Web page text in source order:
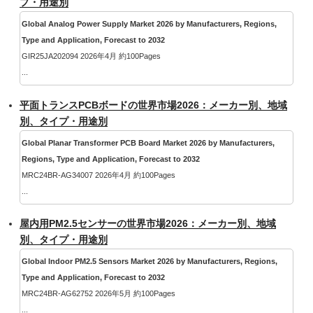
Global Analog Power Supply Market 2026 by Manufacturers, Regions,
Type and Application, Forecast to 2032
GIR25JA202094 2026年4月 約100Pages
平面トランスPCBボードの世界市場2026：メーカー別、地域
別、タイプ・用途別
Global Planar Transformer PCB Board Market 2026 by Manufacturers,
Regions, Type and Application, Forecast to 2032
MRC24BR-AG34007 2026年4月 約100Pages
屋内用PM2.5センサーの世界市場2026：メーカー別、地域
別、タイプ・用途別
Global Indoor PM2.5 Sensors Market 2026 by Manufacturers, Regions,
Type and Application, Forecast to 2032
MRC24BR-AG62752 2026年5月 約100Pages